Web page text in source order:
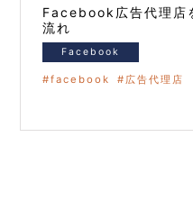
Facebook広告代理店
流れ
Facebook
facebook 広告代理店